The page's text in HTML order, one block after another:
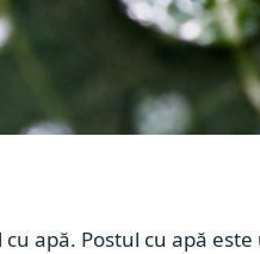
cu apă. Postul cu apă